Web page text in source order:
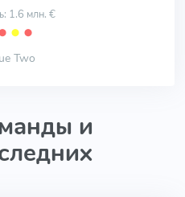
1.6 млн. €
⬤ ⬤
Two
и